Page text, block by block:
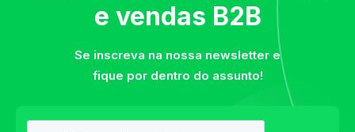
e vendas B2B
Se inscreva na nossa newsletter e
fique por dentro do assunto!